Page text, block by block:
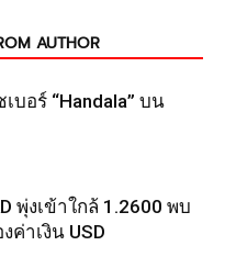
AUTHOR
บอร์ “Handala” บน
พุ่งเข้าใกล้ 1.2600 พบ
าเงิน USD